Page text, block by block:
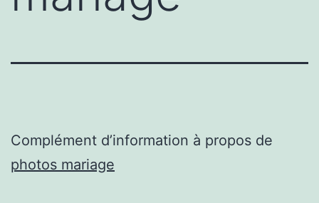
Complément d’information à propos de
photos mariage